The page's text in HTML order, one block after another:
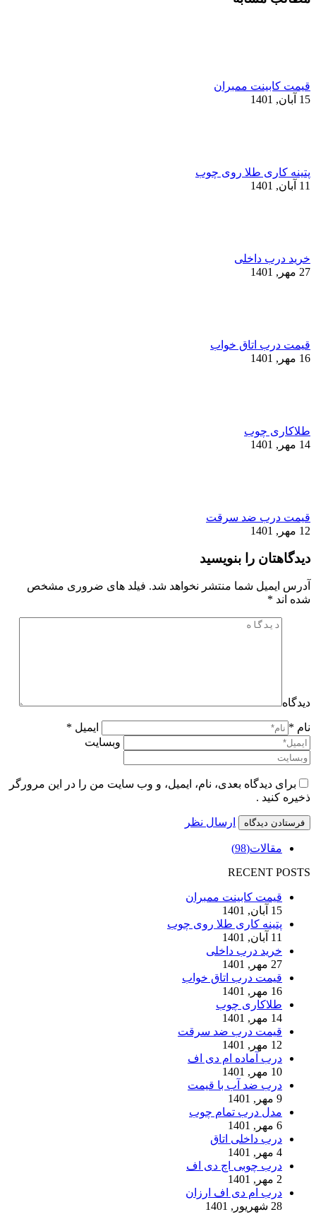
قیمت کابینت ممبران
15 آبان, 1401
پتینه کاری طلا روی چوب
11 آبان, 1401
خرید درب داخلی
27 مهر, 1401
قیمت درب اتاق خواب
16 مهر, 1401
طلاکاری چوب
14 مهر, 1401
قیمت درب ضد سرقت
12 مهر, 1401
دیدگاهتان را بنویسید
آدرس ایمیل شما منتشر نخواهد شد. فیلد های ضروری مشخص
شده اند *
دیدگاه
نام *
ایمیل *
وبسایت
برای دیدگاه بعدی، نام، ایمیل، و وب سایت من را در این مرورگر
ذخیره کنید .
ارسال نظر
مقالات(98)
RECENT POSTS
قیمت کابینت ممبران
15 آبان, 1401
پتینه کاری طلا روی چوب
11 آبان, 1401
خرید درب داخلی
27 مهر, 1401
قیمت درب اتاق خواب
16 مهر, 1401
طلاکاری چوب
14 مهر, 1401
قیمت درب ضد سرقت
12 مهر, 1401
درب آماده ام دی اف
10 مهر, 1401
درب ضد آب با قیمت
9 مهر, 1401
مدل درب تمام چوب
6 مهر, 1401
درب داخلی اتاق
4 مهر, 1401
درب چوبی اچ دی اف
2 مهر, 1401
درب ام دی اف ارزان
28 شهریور, 1401